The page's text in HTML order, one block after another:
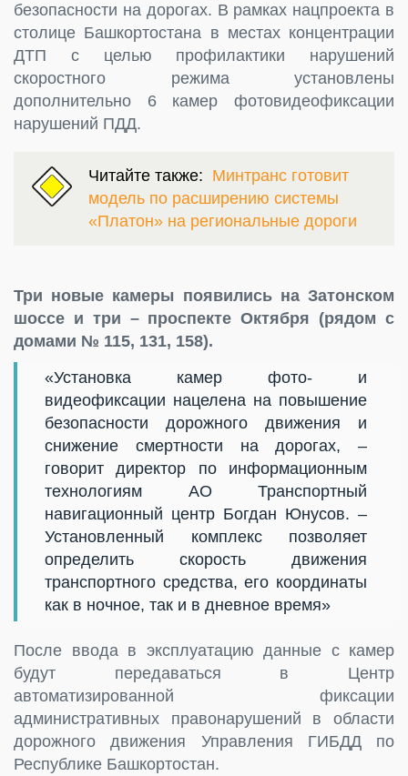
безопасности на дорогах. В рамках нацпроекта в
столице Башкортостана в местах концентрации
ДТП с целью профилактики нарушений
скоростного режима установлены
дополнительно 6 камер фотовидеофиксации
нарушений ПДД.
Читайте также: Минтранс готовит
модель по расширению системы
«Платон» на региональные дороги
Три новые камеры появились на Затонском
шоссе и три – проспекте Октября (рядом с
домами № 115, 131, 158).
«Установка камер фото- и
видеофиксации нацелена на повышение
безопасности дорожного движения и
снижение смертности на дорогах, –
говорит директор по информационным
технологиям АО Транспортный
навигационный центр Богдан Юнусов. –
Установленный комплекс позволяет
определить скорость движения
транспортного средства, его координаты
как в ночное, так и в дневное время»
После ввода в эксплуатацию данные с камер
будут передаваться в Центр
автоматизированной фиксации
административных правонарушений в области
дорожного движения Управления ГИБДД по
Республике Башкортостан.